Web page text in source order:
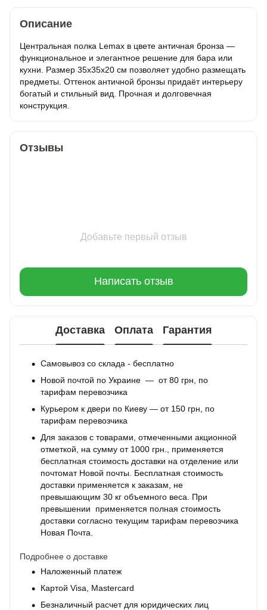
Описание
Центральная полка Lemax в цвете античная бронза —
функциональное и элегантное решение для бара или
кухни. Размер 35x35x20 см позволяет удобно размещать
предметы. Оттенок античной бронзы придаёт интерьеру
богатый и стильный вид. Прочная и долговечная
конструкция.
Отзывы
Добавьте первый отзыв
Написать отзыв
Доставка Оплата Гарантия
Самовывоз со склада - бесплатно
Новой почтой по Украине — от 80 грн, по
тарифам перевозчика
Курьером к двери по Киеву — от 150 грн, по
тарифам перевозчика
Для заказов с товарами, отмеченными акционной
отметкой, на сумму от 1000 грн., применяется
бесплатная стоимость доставки на отделение или
почтомат Новой почты. Бесплатная стоимость
доставки применяется к заказам, не
превышающим 30 кг объемного веса. При
превышении применяется полная стоимость
доставки согласно текущим тарифам перевозчика
Новая Почта.
Подробнее о доставке
Наложенный платеж
Картой Visa, Mastercard
Безналичный расчет для юридических лиц